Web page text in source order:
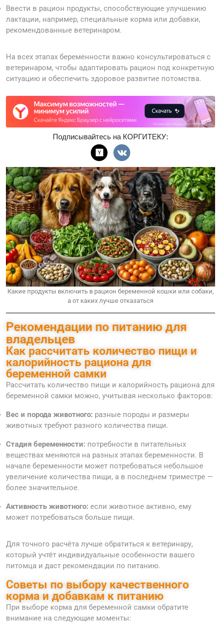
Ввести в рацион продукты, способствующие улучшению
лактации, например, специальные корма или добавки,
рекомендованные ветеринаром.
На всех этапах беременности важно консультироваться с
ветеринаром, чтобы адаптировать рацион под конкретную
ситуацию и обеспечить здоровое развитие потомства.
Подписывайтесь на КОРГИТЕКУ:
Какие продукты включить в рацион беременной кошки или собаки,
а от каких лучше отказаться
Рекомендации по питанию для
владельцев
Как рассчитать количество пищи и
калорийность рациона для
беременной самки
Рассчитать количество пищи и калорийность рациона для
беременной самки можно, учитывая несколько факторов:
Вес и порода животного: разные породы и размеры
животных требуют разного количества пищи.
Стадия беременности: потребности в питательных
веществах меняются на разных этапах беременности. В
начале беременности может потребоваться небольшое
увеличение количества пищи, а в последнем триместре —
более значительное.
Активность животного: если животное активно, ему
может потребоваться больше пищи.
Для точного расчёта лучше обратиться к ветеринару,
который учтёт индивидуальные особенности вашего
питомца и даст рекомендации по питанию.
Советы по выбору качественного
корма и добавкам к питанию
При выборе корма для беременной самки обратите
внимание на следующие моменты: